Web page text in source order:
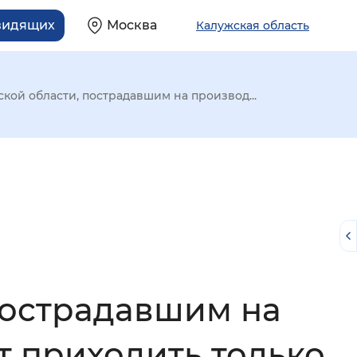
Москва Калужская область
области, пострадавшим на производ...
на